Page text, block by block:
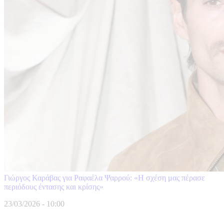
Γιώργος Καράβας για Ραφαέλα Ψαρρού: «Η σχέση μας πέρασε
περιόδους έντασης και κρίσης»
23/03/2026 - 10:00